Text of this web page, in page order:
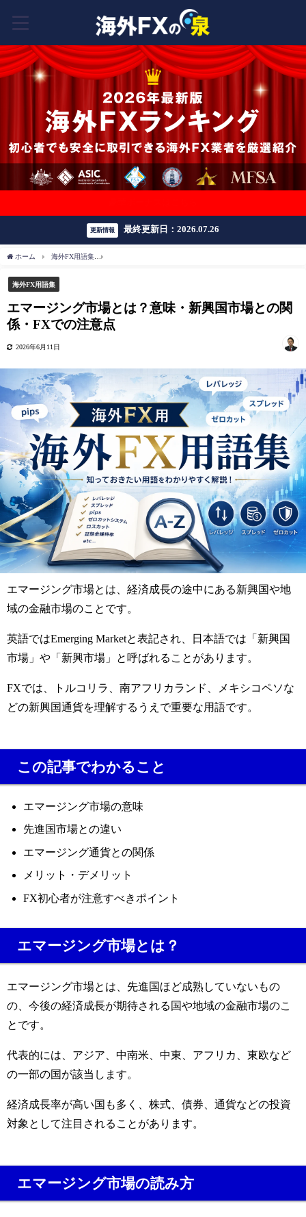
更新情報 最終更新日：2026.07.26
ホーム 海外FX用語集
海外FX用語集
エマージング市場とは？意味・新興国市場との関
係・FXでの注意点
2026年6月11日
エマージング市場とは、経済成長の途中にある新興国や地
域の金融市場のことです。
英語ではEmerging Marketと表記され、日本語では「新興国
市場」や「新興市場」と呼ばれることがあります。
FXでは、トルコリラ、南アフリカランド、メキシコペソな
どの新興国通貨を理解するうえで重要な用語です。
この記事でわかること
エマージング市場の意味
先進国市場との違い
エマージング通貨との関係
メリット・デメリット
FX初心者が注意すべきポイント
エマージング市場とは？
エマージング市場とは、先進国ほど成熟していないもの
の、今後の経済成長が期待される国や地域の金融市場のこ
とです。
代表的には、アジア、中南米、中東、アフリカ、東欧など
の一部の国が該当します。
経済成長率が高い国も多く、株式、債券、通貨などの投資
対象として注目されることがあります。
エマージング市場の読み方